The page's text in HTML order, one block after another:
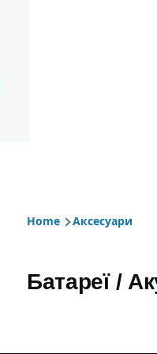
Home Аксесуари
Батареї /